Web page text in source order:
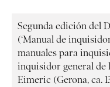
Segunda edición del
(‘Manual de
manuales para
inquisidor general de
Eimeric (Gerona, ca.